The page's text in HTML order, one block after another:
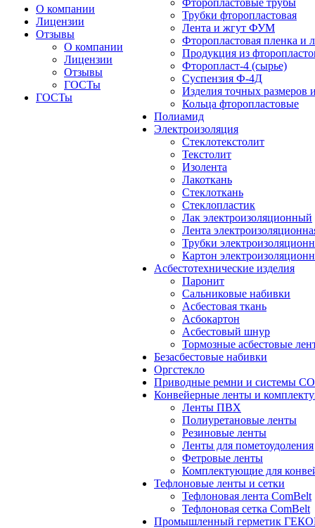
О компании
Лицензии
Отзывы
О компании
Лицензии
Отзывы
ГОСТы
ГОСТы
Фторопластовые трубы
Трубки фторопластовая
Лента и жгут ФУМ
Фторопластовая пленка и
Продукция из
Фторопласт-4 (сырье)
Суспензия Ф-4Д
Изделия точных размеров
Кольца фторопластовые
Полиамид
Электроизоляция
Стеклотекстолит
Текстолит
Изолента
Лакоткань
Стеклоткань
Стеклопластик
Лак электроизоляционный
Лента
Трубки
Картон
Асбестотехнические изделия
Паронит
Сальниковые набивки
Асбестовая ткань
Асбокартон
Асбестовый шнур
Тормозные асбестовые
Безасбестовые набивки
Оргстекло
Приводные ремни и системы
Конвейерные ленты и
Ленты ПВХ
Полиуретановые ленты
Резиновые ленты
Ленты для пометоудоления
Фетровые ленты
Комплектующие для
Тефлоновые ленты и сетки
Тефлоновая лента ComBelt
Тефлоновая сетка ComBelt
Промышленный герметик